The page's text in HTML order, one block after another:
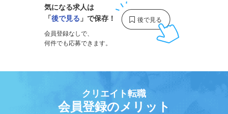
気になる求人は
「後で見る 」で保存！
会員登録なしで、
何件でも応募できます。
クリエイト転職
会員登録のメリット